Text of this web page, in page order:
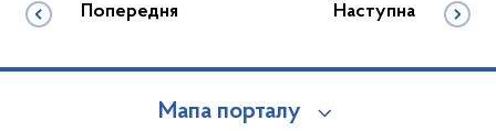
Попередня Наступна
Мапа порталу